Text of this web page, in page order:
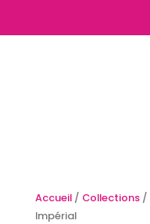
Accueil/ Collections/
Impérial